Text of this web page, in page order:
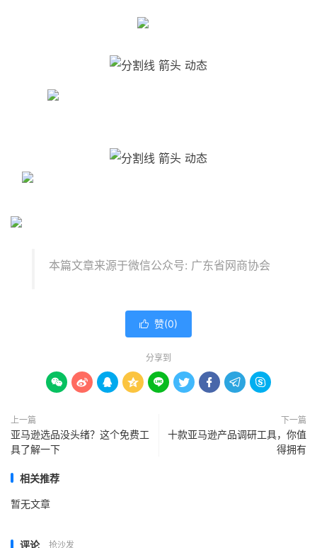
本篇文章来源于微信公众号: 广东省网商协会
 赞(0)
分享到
        
上一篇
亚马逊选品没头绪？这个免费工
具了解一下
下一篇
十款亚马逊产品调研工具，你值
得拥有
相关推荐
暂无文章
评论 抢沙发